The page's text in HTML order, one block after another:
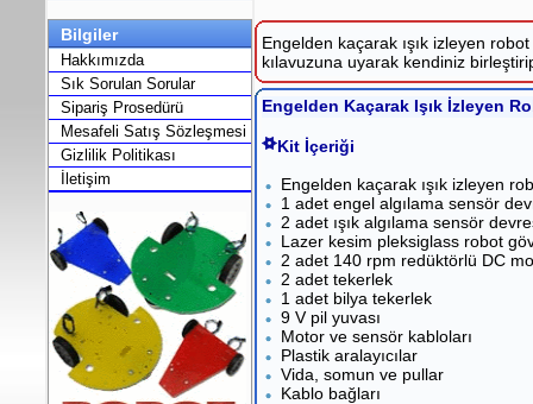
Bilgiler
Hakkımızda
Sık Sorulan Sorular
Sipariş Prosedürü
Mesafeli Satış Sözleşmesi
Gizlilik Politikası
İletişim
Engelden kaçarak ışık izleyen
kılavuzuna uyarak kendiniz
Engelden Kaçarak Işık İzleyen
Kit İçeriği
Engelden kaçarak ışık izleyen
1 adet engel algılama sensör
2 adet ışık algılama sensör
Lazer kesim pleksiglass robot
2 adet 140 rpm redüktörlü DC
2 adet tekerlek
1 adet bilya tekerlek
9 V pil yuvası
Motor ve sensör kabloları
Plastik aralayıcılar
Vida, somun ve pullar
Kablo bağları